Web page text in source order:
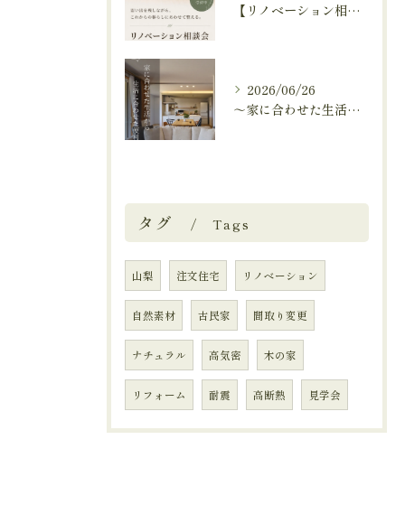
【リノベーション相談会開催中🚩】
2026/06/26
～家に合わせた生活から、生活に合わせた便利な暮らしへ～
タグ Tags
山梨 注文住宅 リノベーション
自然素材 古民家 間取り変更
ナチュラル 高気密 木の家
リフォーム 耐震 高断熱 見学会